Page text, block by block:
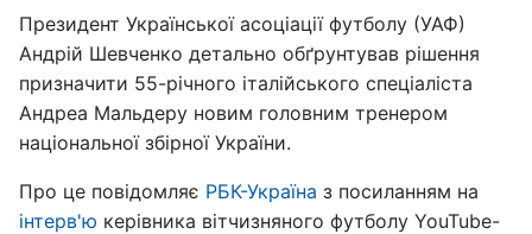
Президент Української асоціації футболу (УАФ)
Андрій Шевченко детально обґрунтував рішення
призначити 55-річного італійського спеціаліста
Андреа Мальдеру новим головним тренером
національної збірної України.
Про це повідомляє РБК-Україна з посиланням на
інтерв'ю керівника вітчизняного футболу YouTube-